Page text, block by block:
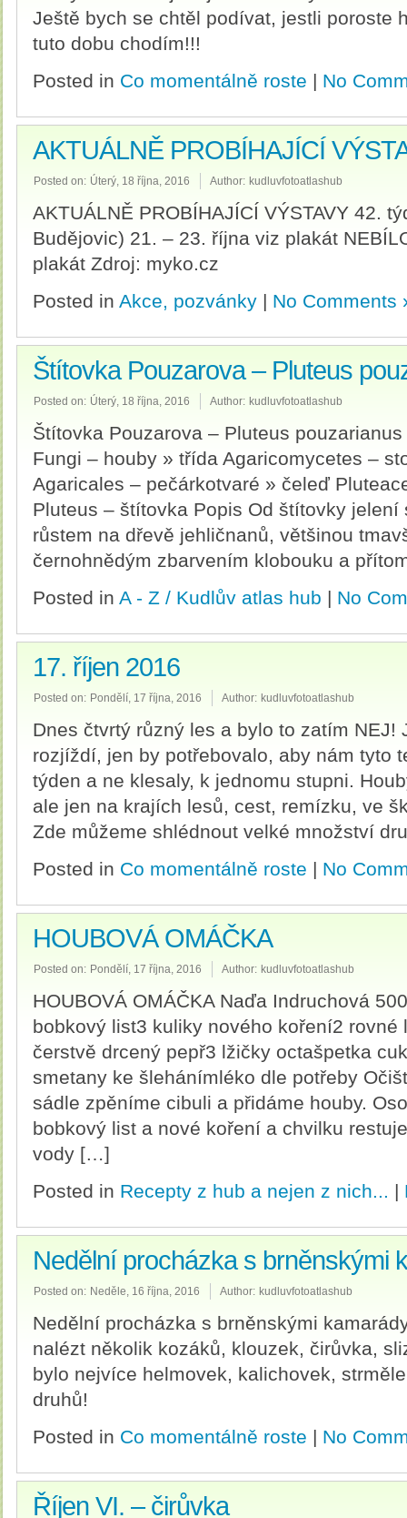
Ještě bych se chtěl podívat, jestli poroste
tuto dobu chodím!!!
Posted in Co momentálně roste | No
AKTUÁLNĚ PROBÍHAJÍCÍ
Posted on: Úterý, 18 října, 2016 Author: kudluvfotoatlashub
AKTUÁLNĚ PROBÍHAJÍCÍ VÝSTAVY 42.
Budějovic) 21. – 23. října viz plakát
plakát Zdroj: myko.cz
Posted in Akce, pozvánky | No Comments
Štítovka Pouzarova – Pluteus
Posted on: Úterý, 18 října, 2016 Author: kudluvfotoatlashub
Štítovka Pouzarova – Pluteus
Fungi – houby » třída Agaricomycetes –
Agaricales – pečárkotvaré » čeleď
Pluteus – štítovka Popis Od štítovky
růstem na dřevě jehličnanů, většinou
černohnědým zbarvením klobouku a
Posted in A - Z / Kudlův atlas hub | No
17. říjen 2016
Posted on: Pondělí, 17 října, 2016 Author: kudluvfotoatlashub
Dnes čtvrtý různý les a bylo to zatím NEJ!
rozjíždí, jen by potřebovalo, aby nám tyto
týden a ne klesaly, k jednomu stupni.
ale jen na krajích lesů, cest, remízku, ve
Zde můžeme shlédnout velké množství
Posted in Co momentálně roste | No
HOUBOVÁ OMÁČKA
Posted on: Pondělí, 17 října, 2016 Author: kudluvfotoatlashub
HOUBOVÁ OMÁČKA Naďa Indruchová
bobkový list3 kuliky nového koření2
čerstvě drcený pepř3 lžičky octašpetka
smetany ke šlehánímléko dle potřeby
sádle zpěníme cibuli a přidáme houby.
bobkový list a nové koření a chvilku
vody […]
Posted in Recepty z hub a nejen z nich... |
Nedělní procházka s brněnskými
Posted on: Neděle, 16 října, 2016 Author: kudluvfotoatlashub
Nedělní procházka s brněnskými
nalézt několik kozáků, klouzek, čirůvka,
bylo nejvíce helmovek, kalichovek,
druhů!
Posted in Co momentálně roste | No
Říjen VI. – čirůvka